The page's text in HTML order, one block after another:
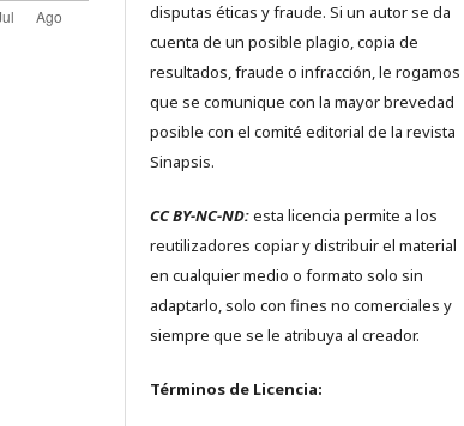
disputas éticas y fraude. Si un autor se da
cuenta de un posible plagio, copia de
resultados, fraude o infracción, le rogamos
que se comunique con la mayor brevedad
posible con el comité editorial de la revista
Sinapsis.
CC BY-NC-ND:esta licencia permite a los
reutilizadores copiar y distribuir el material
en cualquier medio o formato solo sin
adaptarlo, solo con fines no comerciales y
siempre que se le atribuya al creador.
Términos de Licencia: